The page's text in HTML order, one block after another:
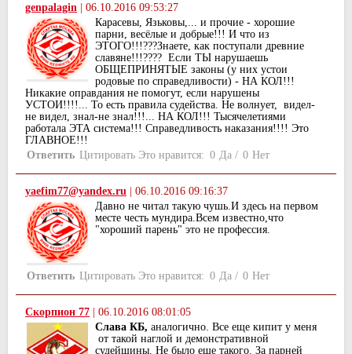
genpalagin
06.10.2016 09:53:27
Карасевы, Язьковы,... и прочие - хорошие
парни, весёлые и добрые!!! И что из
ЭТОГО!!!???Знаете, как поступали древние
славяне!!!???? Если ТЫ нарушаешь
ОБЩЕПРИНЯТЫЕ законы (у них устои
родовые по справедливости) - НА КОЛ!!!
Никакие оправдания не помогут, если нарушены
УСТОИ!!!!... То есть правила судейства. Не волнует, видел-
не видел, знал-не знал!!!... НА КОЛ!!! Тысячелетиями
работала ЭТА система!!! Справедливость наказания!!!! Это
ГЛАВНОЕ!!!
Ответить Цитировать Это нравится: 0 Да / 0 Нет
yaefim77@yandex.ru
06.10.2016 09:16:37
Давно не читал такую чушь.И здесь на первом
месте честь мундира.Всем известно,что
"хороший парень" это не профессия.
Ответить Цитировать Это нравится: 0 Да / 0 Нет
Скорпион 77
06.10.2016 08:01:05
Слава КБ, аналогично. Все еще кипит у меня
от такой наглой и демонстративной
судейщины. Не было еще такого. За парней